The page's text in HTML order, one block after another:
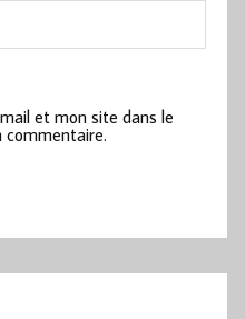
et mon site dans le
commentaire.